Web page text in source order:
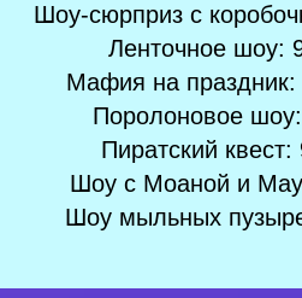
Шоу-сюрприз с
Ленточное шоу:
Мафия на праздник:
Поролоновое
Пиратский
Шоу с Моаной и
Шоу мыльных